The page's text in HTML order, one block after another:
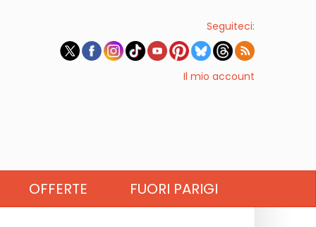
Seguiteci:
Il mio account
OFFERTE FUORI PARIGI